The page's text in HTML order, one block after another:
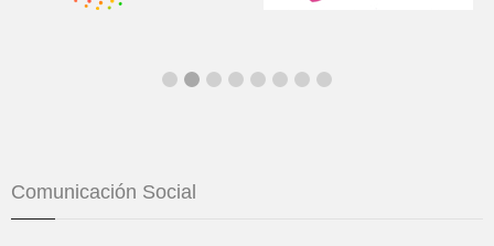
Comunicación Social